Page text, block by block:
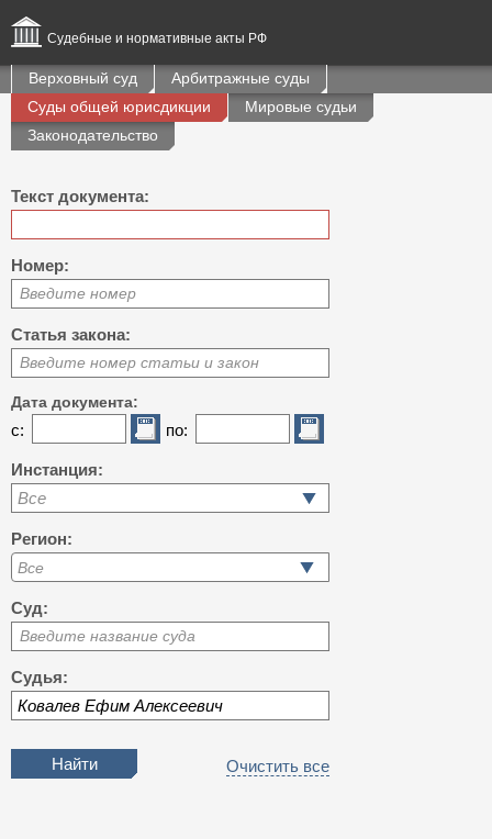
Судебные и нормативные акты РФ
Верховный суд
Арбитражные суды
Суды общей юрисдикции
Мировые судьи
Законодательство
Текст документа:
Номер:
Введите номер
Статья закона:
Введите номер статьи и закон
Дата документа:
с: по:
Инстанция:
Все
Регион:
Суд:
Введите название суда
Судья:
Очистить все